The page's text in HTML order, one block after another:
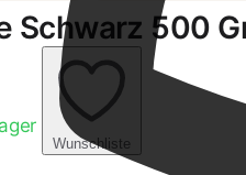
Schwarz 500
Wunschliste